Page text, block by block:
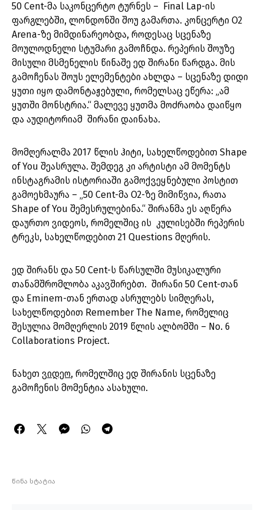
50 Cent-მა საკონცერტო ტურნეს – Final Lap-ის
ფარგლებში, ლონდონში შოუ გამართა. კონცერტი O2
Arena-ზე მიმდინარეობდა, როდესაც სცენაზე
მოულოდნელი სტუმარი გამოჩნდა. რეპერის შოუზე
მისული მსმენელის წინაშე ედ შირანი წარდგა. მის
გამოჩენას შოუს ელემენტები ახლდა – სცენაზე დიდი
ყუთი იყო დამონტაჟებული, რომელსაც ეწერა: „ამ
ყუთში მონსტრია.“ მალევე ყუთმა მოძრაობა დაიწყო
და აუდიტორიამ შირანი დაინახა.
მომღერალმა 2017 წლის ჰიტი, სახელწოდებით Shape
of You შეასრულა. შემდეგ კი არტისტი ამ მომენტს
ინსტაგრამის ისტორიაში გამოქვეყნებული პოსტით
გამოეხმაურა – „50 Cent-მა O2-ზე მიმიწვია, რათა
Shape of You შემესრულებინა.“ შირანმა ეს აღწერა
დაურთო ვიდეოს, რომელშიც ის კულისებში რეპერის
ტრეკს, სახელწოდებით 21 Questions მღერის.
ედ შირანს და 50 Cent-ს წარსულში მუსიკალური
თანამშრომლობა აკავშირებთ. შირანი 50 Cent-თან
და Eminem-თან ერთად ასრულებს სიმღერას,
სახელწოდებით Remember The Name, რომელიც
შესულია მომღერლის 2019 წლის ალბომში – No. 6
Collaborations Project.
ნახეთ ვიდეო, რომელშიც ედ შირანის სცენაზე
გამოჩენის მომენტია ასახული.
წინა სტატია